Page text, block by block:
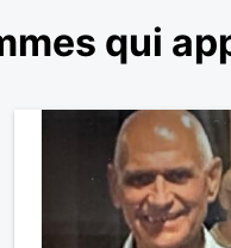
qui